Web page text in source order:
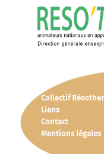
Collectif
Liens
Contact
Mentions légales